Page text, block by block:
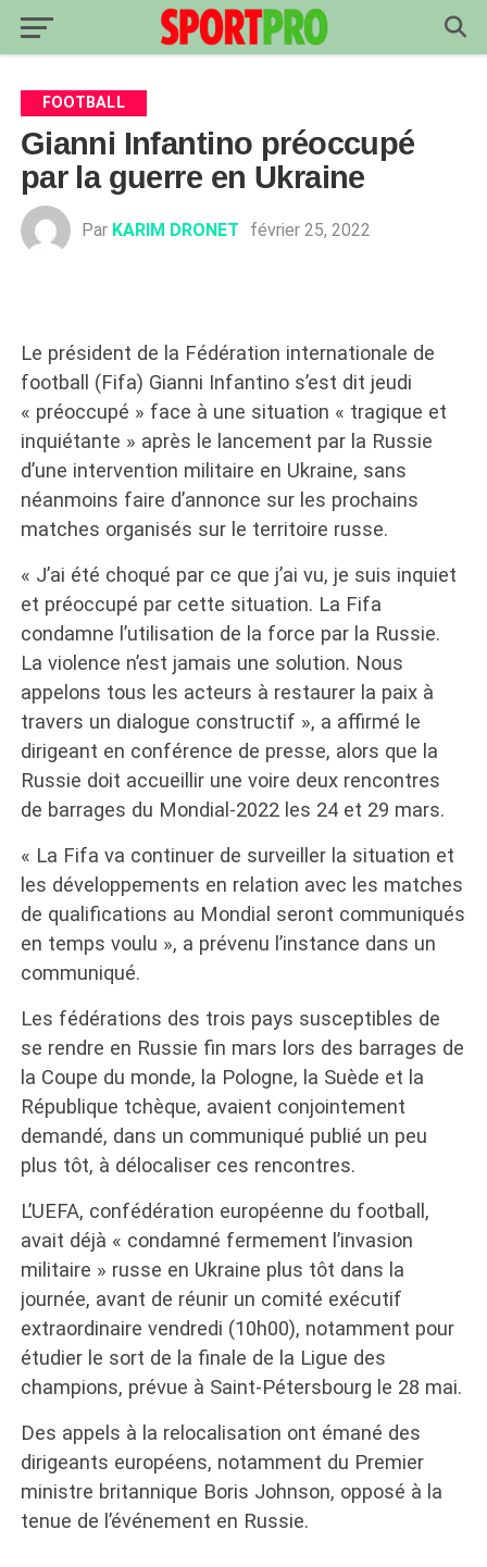
FOOTBALL
Gianni Infantino préoccupé
par la guerre en Ukraine
Par KARIM DRONET février 25, 2022
Le président de la Fédération internationale de
football (Fifa) Gianni Infantino s’est dit jeudi
« préoccupé » face à une situation « tragique et
inquiétante » après le lancement par la Russie
d’une intervention militaire en Ukraine, sans
néanmoins faire d’annonce sur les prochains
matches organisés sur le territoire russe.
« J’ai été choqué par ce que j’ai vu, je suis inquiet
et préoccupé par cette situation. La Fifa
condamne l’utilisation de la force par la Russie.
La violence n’est jamais une solution. Nous
appelons tous les acteurs à restaurer la paix à
travers un dialogue constructif », a affirmé le
dirigeant en conférence de presse, alors que la
Russie doit accueillir une voire deux rencontres
de barrages du Mondial-2022 les 24 et 29 mars.
« La Fifa va continuer de surveiller la situation et
les développements en relation avec les matches
de qualifications au Mondial seront communiqués
en temps voulu », a prévenu l’instance dans un
communiqué.
Les fédérations des trois pays susceptibles de
se rendre en Russie fin mars lors des barrages de
la Coupe du monde, la Pologne, la Suède et la
République tchèque, avaient conjointement
demandé, dans un communiqué publié un peu
plus tôt, à délocaliser ces rencontres.
L’UEFA, confédération européenne du football,
avait déjà « condamné fermement l’invasion
militaire » russe en Ukraine plus tôt dans la
journée, avant de réunir un comité exécutif
extraordinaire vendredi (10h00), notamment pour
étudier le sort de la finale de la Ligue des
champions, prévue à Saint-Pétersbourg le 28 mai.
Des appels à la relocalisation ont émané des
dirigeants européens, notamment du Premier
ministre britannique Boris Johnson, opposé à la
tenue de l’événement en Russie.